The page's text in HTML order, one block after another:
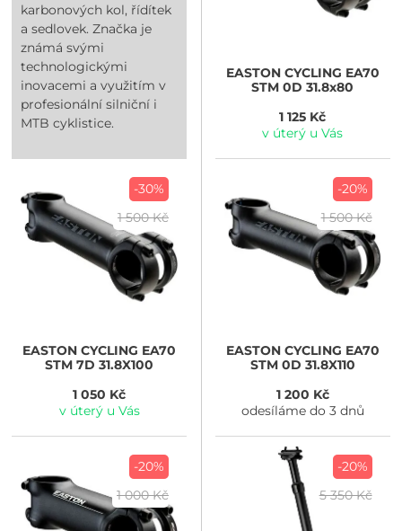
karbonových kol, řídítek
a sedlovek. Značka je
známá svými
technologickými
inovacemi a využitím v
profesionální silniční i
MTB cyklistice.
EASTON CYCLING EA70
STM 0D 31.8x80
1 125 Kč
v úterý u Vás
-30%
1 500 Kč
EASTON CYCLING EA70
STM 7D 31.8X100
1 050 Kč
v úterý u Vás
-20%
1 500 Kč
EASTON CYCLING EA70
STM 0D 31.8X110
1 200 Kč
odesíláme do 3 dnů
-20%
1 000 Kč
-20%
5 350 Kč